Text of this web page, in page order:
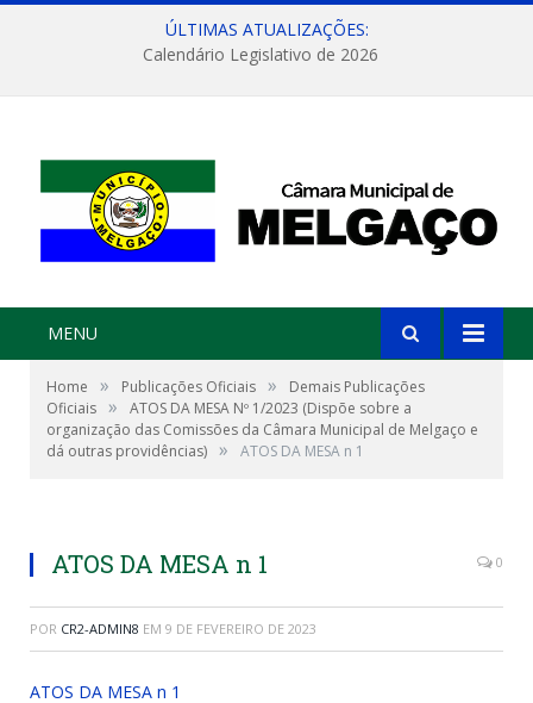
ÚLTIMAS ATUALIZAÇÕES:
Calendário Legislativo de 2026
MENU
Home » Publicações Oficiais »
Demais Publicações
Oficiais »
ATOS DA MESA Nº 1/2023 (Dispõe sobre a
organização das Comissões da Câmara Municipal de Melgaço e
dá outras providências) » ATOS DA MESA n 1
ATOS DA MESA n 1 0
POR CR2-ADMIN8 EM 9 DE FEVEREIRO DE 2023
ATOS DA MESA n 1